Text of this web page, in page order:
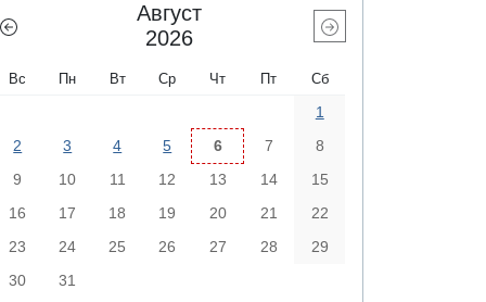
Август
2026
Вс Пн Вт Ср Чт Пт Сб
1
2
3 4 5 6 7
8
9
10 11 12 13 14
15
16
17 18 19 20 21
22
23
24 25 26 27 28
29
30
31